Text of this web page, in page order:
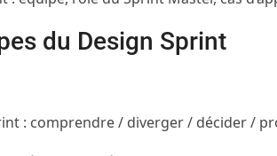
du Design Sprint
: comprendre / diverger / décider /